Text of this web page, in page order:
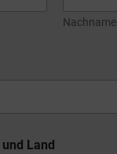
Nachname
Land